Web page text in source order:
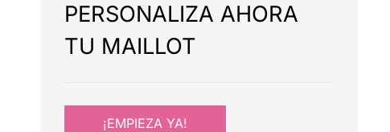
PERSONALIZA AHORA
TU MAILLOT
¡EMPIEZA YA!